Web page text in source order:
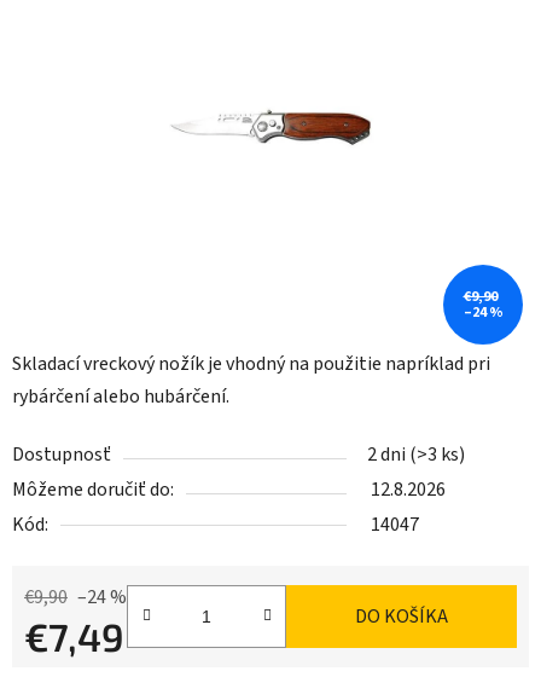
Skladací vreckový nožík je vhodný na použitie napríklad pri
rybárčení alebo hubárčení.
Dostupnosť 2 dni (>3 ks)
Môžeme doručiť do:
12.8.2026
Kód:
14047
€9,90 –24 %
€7,49 DO KOŠÍKA
€9,90
–24 %